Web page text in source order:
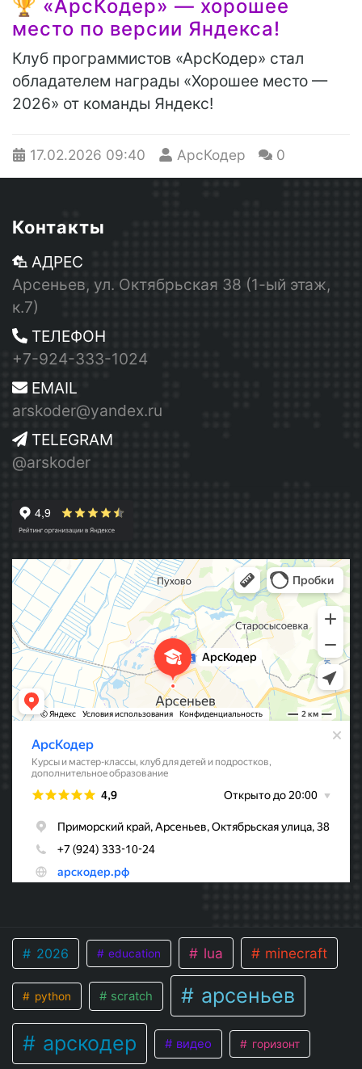
🏆 «АрсКодер» — хорошее
место по версии Яндекса!
Клуб программистов «АрсКодер» стал
обладателем награды «Хорошее место —
2026» от команды Яндекс!
17.02.2026 09:40 АрсКодер 0
Контакты
АДРЕС
Арсеньев, ул. Октябрьская 38 (1-ый этаж,
к.7)
ТЕЛЕФОН
+7-924-333-1024
EMAIL
arskoder@yandex.ru
TELEGRAM
@arskoder
2026 education lua minecraft
python scratch
арсеньев
арскодер
видео горизонт